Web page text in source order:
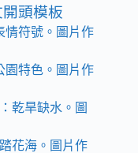
頭模板
情符號。圖片作
園特色。圖片作
乾旱缺水 。 圖
花海。圖片作